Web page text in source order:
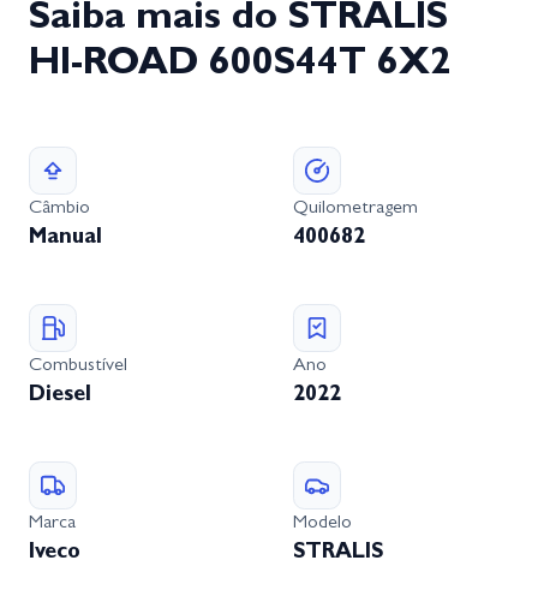
Saiba mais do STRALIS
HI-ROAD 600S44T 6X2
Câmbio
Manual
Quilometragem
400682
Combustível
Diesel
Ano
2022
Marca
Iveco
Modelo
STRALIS